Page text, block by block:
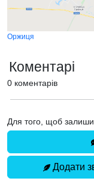
Оржиця
Коментарі
0 коментарів
Для того, щоб
Додати